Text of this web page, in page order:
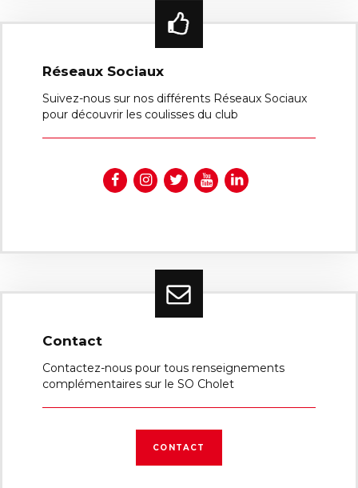
Réseaux Sociaux
Suivez-nous sur nos différents Réseaux Sociaux
pour découvrir les coulisses du club
Contact
Contactez-nous pour tous renseignements
complémentaires sur le SO Cholet
CONTACT